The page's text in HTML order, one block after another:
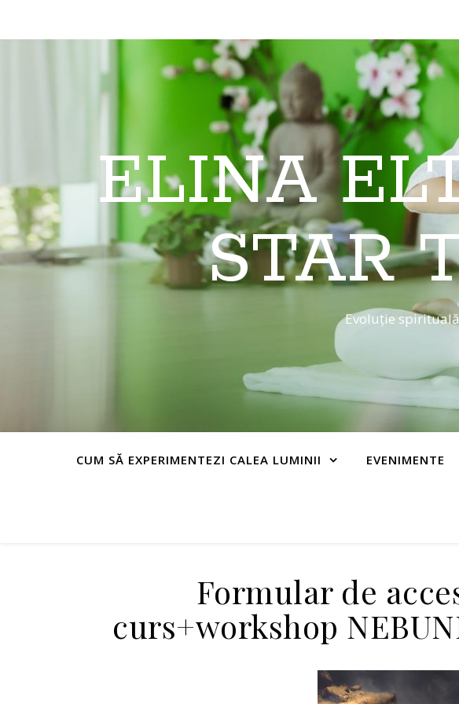
ELINA
STAR
Evoluție
CUM SĂ EXPERIMENTEZI CALEA LUMINII EVENIMENTE
Formular de
curs+workshop